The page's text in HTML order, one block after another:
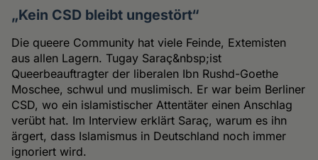
„Kein CSD bleibt ungestört“
Die queere Community hat viele Feinde, Extemisten
aus allen Lagern. Tugay Saraç&nbsp;ist
Queerbeauftragter der liberalen Ibn Rushd-Goethe
Moschee, schwul und muslimisch. Er war beim Berliner
CSD, wo ein islamistischer Attentäter einen Anschlag
verübt hat. Im Interview erklärt Saraç, warum es ihn
ärgert, dass Islamismus in Deutschland noch immer
ignoriert wird.